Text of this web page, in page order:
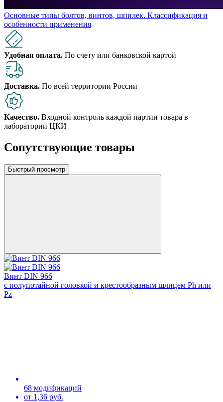
Основные типы болтов, винтов, шпилек. Классификация и
особенности применения
Удобная оплата. По счету или банковской картой
Доставка. По всей территории России
Качество. Входной контроль каждой партии товара в
лаборатории ЦКИ
Сопутствующие товары
Быстрый просмотр
Винт DIN 966
с полупотайной головкой и крестообразным шлицем Ph или
Pz
68 модификаций
от 1,36 руб.